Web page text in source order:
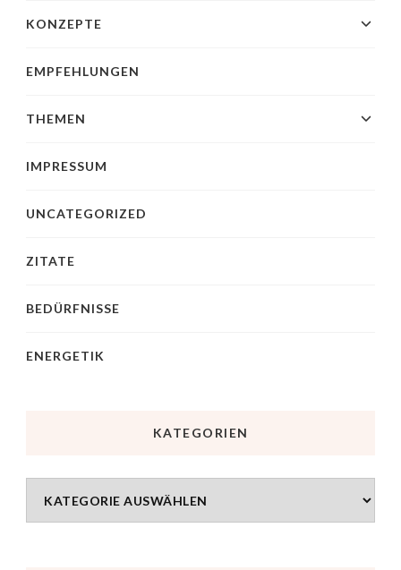
KONZEPTE
EMPFEHLUNGEN
THEMEN
IMPRESSUM
UNCATEGORIZED
ZITATE
BEDÜRFNISSE
ENERGETIK
KATEGORIEN